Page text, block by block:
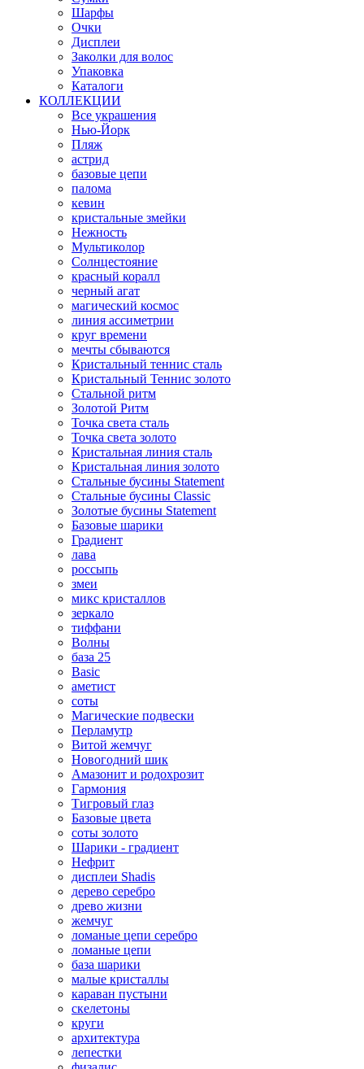
Шарфы
Очки
Дисплеи
Заколки для волос
Упаковка
Каталоги
КОЛЛЕКЦИИ
Все украшения
Нью-Йорк
Пляж
астрид
базовые цепи
палома
кевин
кристальные змейки
Нежность
Мультиколор
Солнцестояние
красный коралл
черный агат
магический космос
линия ассиметрии
круг времени
мечты сбываются
Кристальный теннис сталь
Кристальный Теннис золото
Стальной ритм
Золотой Ритм
Точка света сталь
Точка света золото
Кристальная линия сталь
Кристальная линия золото
Стальные бусины Statement
Стальные бусины Classic
Золотые бусины Statement
Базовые шарики
Градиент
лава
россыпь
змеи
микс кристаллов
зеркало
тиффани
Волны
база 25
Basic
аметист
соты
Магические подвески
Перламутр
Витой жемчуг
Новогодний шик
Амазонит и родохрозит
Гармония
Тигровый глаз
Базовые цвета
соты золото
Шарики - градиент
Нефрит
дисплеи Shadis
дерево серебро
древо жизни
жемчуг
ломаные цепи серебро
ломаные цепи
база шарики
малые кристаллы
караван пустыни
скелетоны
круги
архитектура
лепестки